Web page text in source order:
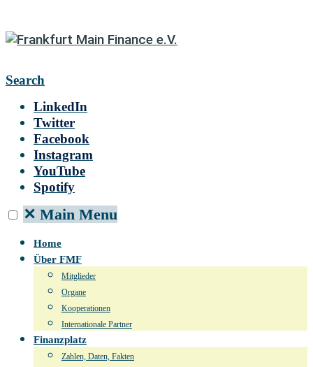
Search
LinkedIn
Twitter
Facebook
Instagram
YouTube
Spotify
✕ Main Menu
Home
Über FMF
Mitglieder
Organe
Kooperationen
Internationale Partner
Finanzplatz
Zahlen, Daten, Fakten